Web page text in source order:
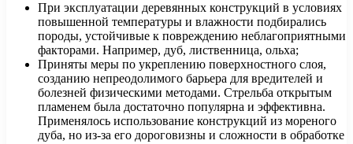
При эксплуатации деревянных конструкций в условиях
повышенной температуры и влажности подбирались
породы, устойчивые к повреждению неблагоприятными
факторами. Например, дуб, лиственница, ольха;
Приняты меры по укреплению поверхностного слоя,
созданию непреодолимого барьера для вредителей и
болезней физическими методами. Стрельба открытым
пламенем была достаточно популярна и эффективна.
Применялось использование конструкций из мореного
дуба, но из-за его дороговизны и сложности в обработке